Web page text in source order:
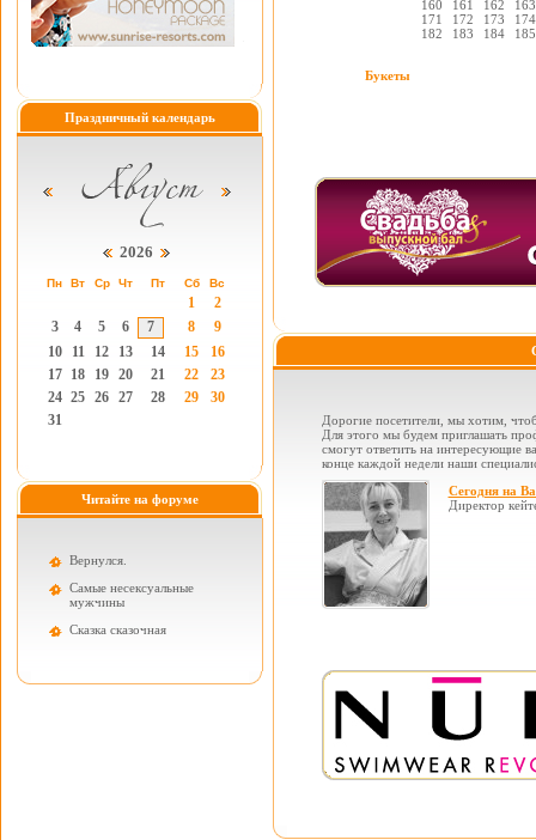
Праздничный календарь
2026
Пн Вт Ср Чт Пт Сб Вс
1
2
3
4 5 6 7 8
9
10
11 12 13 14 15
16
17
18 19 20 21 22
23
24 25 26 27 28 29
30
31
Читайте на форуме
Вернулся.
Самые несексуальные
мужчины
Cказка сказочная
160 161 162
163
171
172 173
174
182
183 184 185
Букеты
Дорогие посетители, мы хотим,
Для этого мы будем приглашать
смогут ответить на интересующие
конце каждой недели наши
Сегодня на
Директор